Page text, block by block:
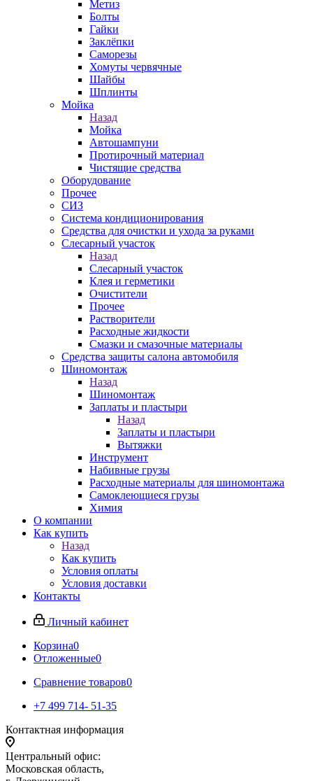
Метиз
Болты
Гайки
Заклёпки
Саморезы
Хомуты червячные
Шайбы
Шплинты
Мойка
Назад
Мойка
Автошампуни
Протирочный материал
Чистящие средства
Оборудование
Прочее
СИЗ
Система кондиционирования
Средства для очистки и ухода за руками
Слесарный участок
Назад
Слесарный участок
Клея и герметики
Очистители
Прочее
Растворители
Расходные жидкости
Смазки и смазочные материалы
Средства защиты салона автомобиля
Шиномонтаж
Назад
Шиномонтаж
Заплаты и пластыри
Назад
Заплаты и пластыри
Вытяжки
Инструмент
Набивные грузы
Расходные материалы для шиномонтажа
Самоклеющиеся грузы
Химия
О компании
Как купить
Назад
Как купить
Условия оплаты
Условия доставки
Контакты
Личный кабинет
Корзина0
Отложенные0
Сравнение товаров0
+7 499 714- 51-35
Контактная информация
Центральный офис:
Московская область,